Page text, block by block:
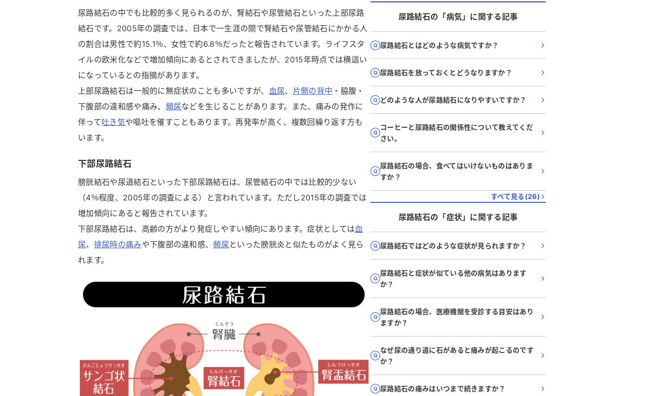
尿路結石の中でも比較的多く見られるのが、腎結石や尿管結石といった上部尿路
結石です。2005年の調査では、日本で一生涯の間で腎結石や尿管結石にかかる人
の割合は男性で約15.1％、女性で約6.8％だったと報告されています。ライフスタ
イルの欧米化などで増加傾向にあるとされてきましたが、2015年時点では横這い
になっているとの指摘があります。
上部尿路結石は一般的に無症状のことも多いですが、 血尿、 片側の背中 ・脇腹・
下腹部の違和感や痛み、 頻尿などを生じることがあります。また、痛みの発作に
伴って吐き気や嘔吐を催すこともあります。再発率が高く、複数回繰り返す方も
います。
下部尿路結石
膀胱結石や尿道結石といった下部尿路結石は、尿管結石の中では比較的少ない
（4％程度、2005年の調査による）と言われています。ただし2015年の調査では
増加傾向にあると報告されています。
下部尿路結石は、高齢の方がより発症しやすい傾向にあります。症状としては血
尿、 排尿時の痛みや下腹部の違和感、頻尿 といった膀胱炎と似たものがよく見ら
れます。
尿路結石の「病気」に関する記事
尿路結石とはどのような病気ですか？
尿路結石を放っておくとどうなりますか？
どのような人が尿路結石になりやすいですか？
コーヒーと尿路結石の関係性について教えてくだ
さい。
尿路結石の場合、食べてはいけないものはありま
すか？
すべて見る(26)
尿路結石の「症状」に関する記事
尿路結石ではどのような症状が見られますか？
尿路結石と症状が似ている他の病気はあります
か？
尿路結石の場合、医療機関を受診する目安はあり
ますか？
なぜ尿の通り道に石があると痛みが起こるのです
か？
尿路結石の痛みはいつまで続きますか？